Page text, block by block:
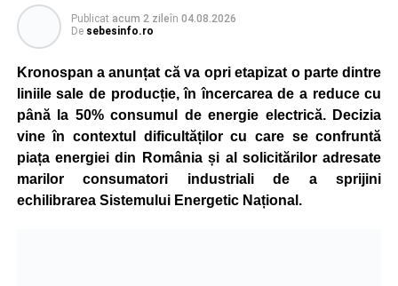
Publicat acum 2 zileîn 04.08.2026
De sebesinfo.ro
Kronospan a anunțat că va opri etapizat o parte dintre
liniile sale de producție, în încercarea de a reduce cu
până la 50% consumul de energie electrică. Decizia
vine în contextul dificultăților cu care se confruntă
piața energiei din România și al solicitărilor adresate
marilor consumatori industriali de a sprijini
echilibrarea Sistemului Energetic Național.